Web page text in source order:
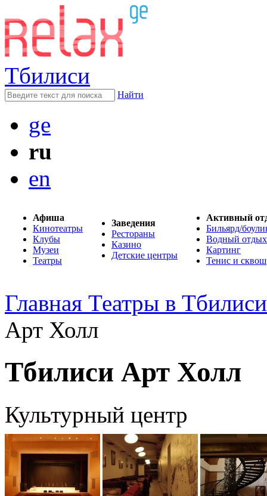
Тбилиси
Найти
ge
ru
en
Афиша
Кинотеатры
Клубы
Музеи
Театры
Заведения
Рестораны
Казино
Детские центры
Активный
Бильярд/
Водный отдых
Картинг
Тенис и сквош
Главная Театры в Тбилиси
Арт Холл
Тбилиси Арт Холл
Культурный центр